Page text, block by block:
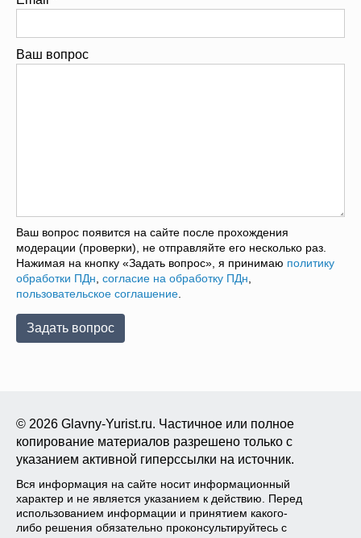
Ваш вопрос
Ваш вопрос появится на сайте после прохождения
модерации (проверки), не отправляйте его несколько раз.
Нажимая на кнопку «Задать вопрос», я принимаю политику
обработки ПДн, согласие на обработку ПДн,
пользовательское соглашение.
© 2026 Glavny-Yurist.ru. Частичное или полное
копирование материалов разрешено только с
указанием активной гиперссылки на источник.
Вся информация на сайте носит информационный
характер и не является указанием к действию. Перед
использованием информации и принятием какого-
либо решения обязательно проконсультируйтесь с